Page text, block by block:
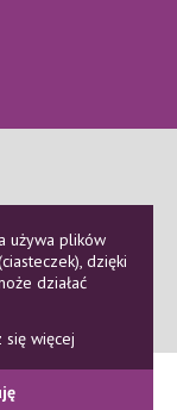
19:00
STUDIO
używa plików
dzięki
działać
się więcej